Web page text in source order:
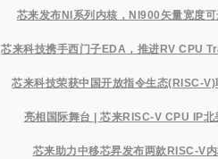
芯来发布NI系列内核，NI900矢量宽度
芯来科技携手西门子EDA，推进RV CPU
芯来科技荣获中国开放指令生态(RISC-
亮相国际舞台 | 芯来RISC-V CPU IP北
芯来助力中移芯昇发布两款RISC-V